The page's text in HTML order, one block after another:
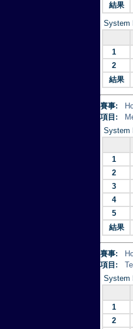
結果
System
1
2
結果
賽事:
項目:
System
1
2
3
4
5
結果
賽事:
項目:
System
1
2